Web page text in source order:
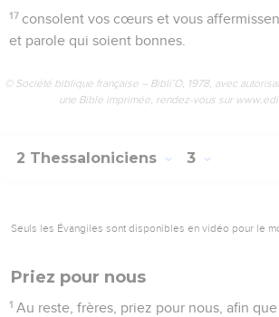
17 consolent vos cœurs et vous
et parole qui soient bonnes.
© Société biblique française – Bibli’O, 1978, avec
une Bible imprimée, rendez-vous sur
2 Thessaloniciens 3
Seuls les Évangiles sont disponibles en vidéo pour le
Priez pour nous
1 Au reste, frères, priez pour nous, afin